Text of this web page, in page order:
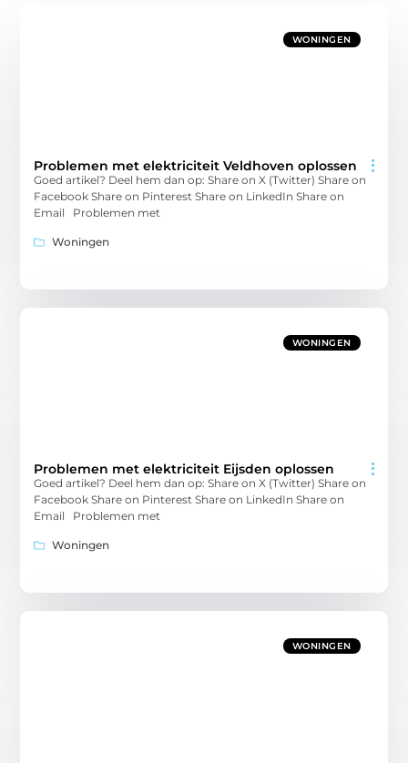
WONINGEN
Problemen met elektriciteit Veldhoven oplossen
Goed artikel? Deel hem dan op: Share on X (Twitter) Share on
Facebook Share on Pinterest Share on LinkedIn Share on
Email Problemen met
Woningen
WONINGEN
Problemen met elektriciteit Eijsden oplossen
Goed artikel? Deel hem dan op: Share on X (Twitter) Share on
Facebook Share on Pinterest Share on LinkedIn Share on
Email Problemen met
Woningen
WONINGEN